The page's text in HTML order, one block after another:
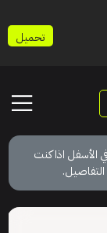
الأسفل اذا كنت
تحميل